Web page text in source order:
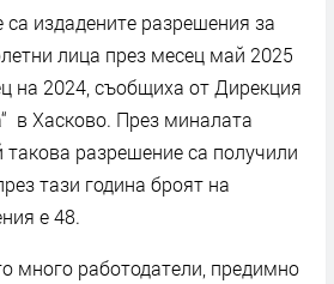
издадените разрешения за
лица през месец май 2025
на 2024, съобщиха от Дирекция
в Хасково. През миналата
разрешение са получили
тази година броят на
е 48.
много работодатели, предимно